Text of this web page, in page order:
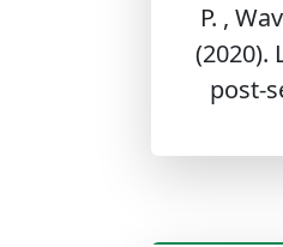
P. ,
(2020).
post-